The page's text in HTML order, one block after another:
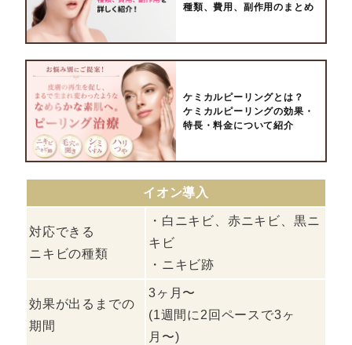
種類、費用、副作用のまとめ
ケミカルピーリングとは？
ケミカルピーリングの効果・
特長・料金について紹介
イオン導入
対応できる
ニキビの種類
・白ニキビ、赤ニキビ、黒ニ
キビ
・ニキビ跡
効果が出るまでの
期間
3ヶ月〜
(1週間に2回ペースで3ヶ
月〜)